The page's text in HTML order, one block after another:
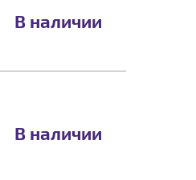
В наличии
В наличии